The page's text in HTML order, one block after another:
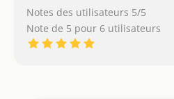
Notes des utilisateurs 5/5
Note de 5 pour 6 utilisateurs